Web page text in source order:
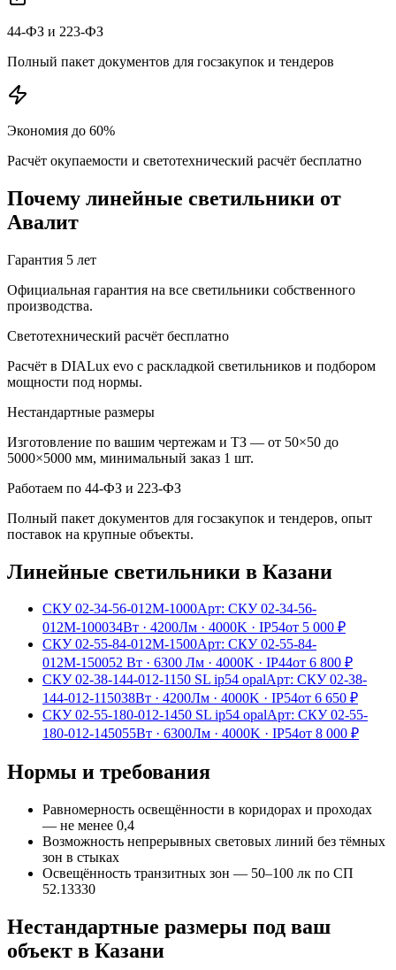
44-ФЗ и 223-ФЗ
Полный пакет документов для госзакупок и тендеров
Экономия до 60%
Расчёт окупаемости и светотехнический расчёт бесплатно
Почему линейные светильники от
Авалит
Гарантия 5 лет
Официальная гарантия на все светильники собственного
производства.
Светотехнический расчёт бесплатно
Расчёт в DIALux evo с раскладкой светильников и подбором
мощности под нормы.
Нестандартные размеры
Изготовление по вашим чертежам и ТЗ — от 50×50 до
5000×5000 мм, минимальный заказ 1 шт.
Работаем по 44-ФЗ и 223-ФЗ
Полный пакет документов для госзакупок и тендеров, опыт
поставок на крупные объекты.
Линейные светильники в Казани
СКУ 02-34-56-012М-1000Арт: СКУ 02-34-56-
012М-100034Вт · 4200Лм · 4000K · IP54от 5 000 ₽
СКУ 02-55-84-012М-1500Арт: СКУ 02-55-84-
012М-150052 Вт · 6300 Лм · 4000K · IP44от 6 800 ₽
СКУ 02-38-144-012-1150 SL ip54 opalАрт: СКУ 02-38-
144-012-115038Вт · 4200Лм · 4000K · IP54от 6 650 ₽
СКУ 02-55-180-012-1450 SL ip54 opalАрт: СКУ 02-55-
180-012-145055Вт · 6300Лм · 4000K · IP54от 8 000 ₽
Нормы и требования
Равномерность освещённости в коридорах и проходах
— не менее 0,4
Возможность непрерывных световых линий без тёмных
зон в стыках
Освещённость транзитных зон — 50–100 лк по СП
52.13330
Нестандартные размеры под ваш
объект в Казани